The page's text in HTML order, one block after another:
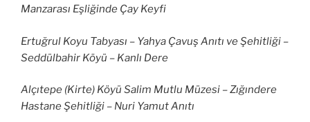
Manzarası Eşliğinde Çay Keyfi
Ertuğrul Koyu Tabyası – Yahya Çavuş Anıtı ve Şehitliği –
Seddülbahir Köyü – Kanlı Dere
Alçıtepe (Kirte) Köyü Salim Mutlu Müzesi – Zığındere
Hastane Şehitliği – Nuri Yamut Anıtı